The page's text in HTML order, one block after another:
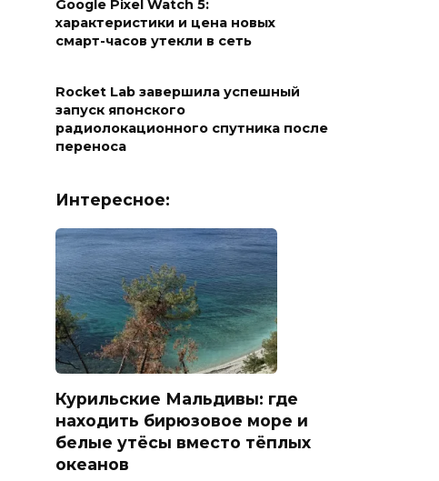
Google Pixel Watch 5:
характеристики и цена новых
смарт-часов утекли в сеть
Rocket Lab завершила успешный
запуск японского
радиолокационного спутника после
переноса
Интересное:
Курильские Мальдивы: где
находить бирюзовое море и
белые утёсы вместо тёплых
океанов